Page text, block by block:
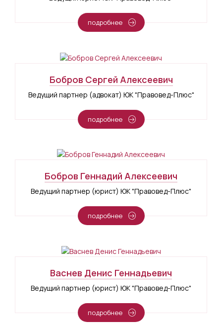
подробнее
Бобров Сергей Алексеевич
Ведущий партнер (адвокат) ЮК "Правовед-Плюс"
подробнее
Бобров Геннадий Алексеевич
Ведущий партнер (юрист) ЮК "Правовед-Плюс"
подробнее
Васнев Денис Геннадьевич
Ведущий партнер (юрист) ЮК "Правовед-Плюс"
подробнее